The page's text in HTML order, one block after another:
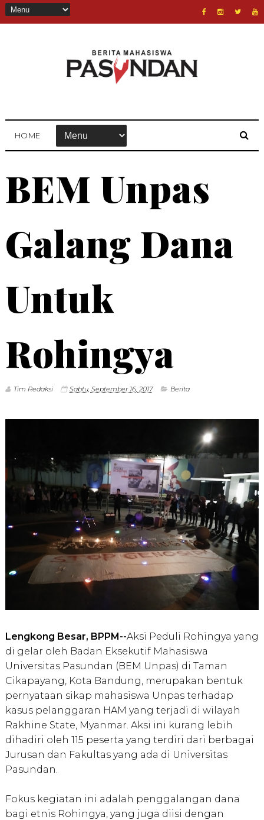
HOME
BEM Unpas
Galang Dana
Untuk
Rohingya
Tim Redaksi Sabtu, September 16, 2017 Berita
Lengkong Besar, BPPM--Aksi Peduli Rohingya yang
di gelar oleh Badan Eksekutif Mahasiswa
Universitas Pasundan (BEM Unpas) di Taman
Cikapayang, Kota Bandung, merupakan bentuk
pernyataan sikap mahasiswa Unpas terhadap
kasus pelanggaran HAM yang terjadi di wilayah
Rakhine State, Myanmar. Aksi ini kurang lebih
dihadiri oleh 115 peserta yang terdiri dari berbagai
Jurusan dan Fakultas yang ada di Universitas
Pasundan.
Fokus kegiatan ini adalah penggalangan dana
bagi etnis Rohingya, yang juga diisi dengan